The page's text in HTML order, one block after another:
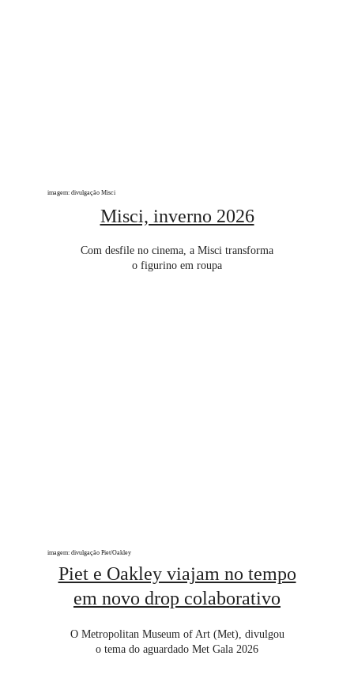
Misci, inverno 2026
Com desfile no cinema, a Misci transforma
o figurino em roupa
imagem: divulgação Misci
Piet e Oakley viajam no tempo
em novo drop colaborativo
O Metropolitan Museum of Art (Met), divulgou
o tema do aguardado Met Gala 2026
imagem: divulgação Piet/Oakley